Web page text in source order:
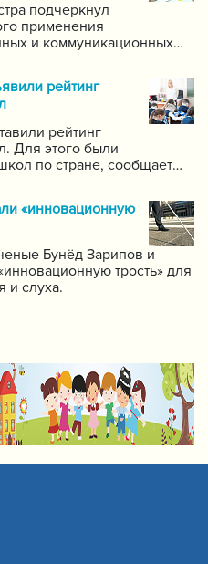
подчеркнул
применения
и коммуникационных
видео-уроков
предмету.
рейтинг
рейтинг
Для этого были
по стране, сообщает
Кабинете Министров
«инновационную
Бунёд Зарипов и
трость» для
и слуха.